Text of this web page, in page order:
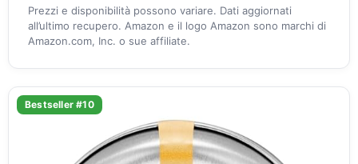
Prezzi e disponibilità possono variare. Dati aggiornati
all’ultimo recupero. Amazon e il logo Amazon sono marchi di
Amazon.com, Inc. o sue affiliate.
Bestseller #10